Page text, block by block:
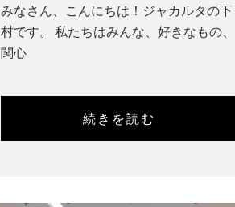
みなさん、こんにちは！ジャカルタの下
村です。 私たちはみんな、好きなもの、
関心
続きを読む